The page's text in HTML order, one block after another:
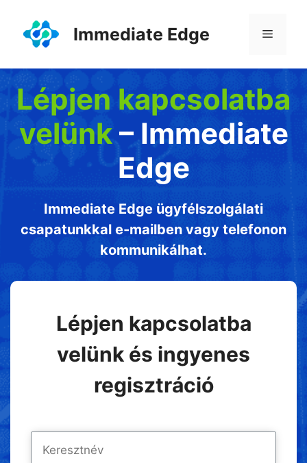
tartalomba
Immediate Edge Menü
Lépjen kapcsolatba
velünk– Immediate
Edge
Immediate Edge ügyfélszolgálati
csapatunkkal e-mailben vagy telefonon
kommunikálhat.
Lépjen kapcsolatba
velünk és ingyenes
regisztráció